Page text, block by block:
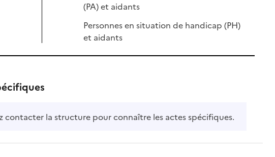
(PA) et aidants
Personnes en situation de handicap (PH)
et aidants
contacter la structure pour connaître les actes spécifiques.